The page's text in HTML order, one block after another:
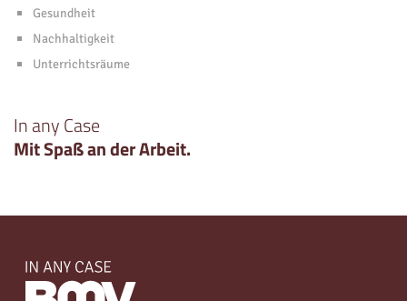
Gesundheit
Nachhaltigkeit
Unterrichtsräume
In any Case
Mit Spaß an der Arbeit.